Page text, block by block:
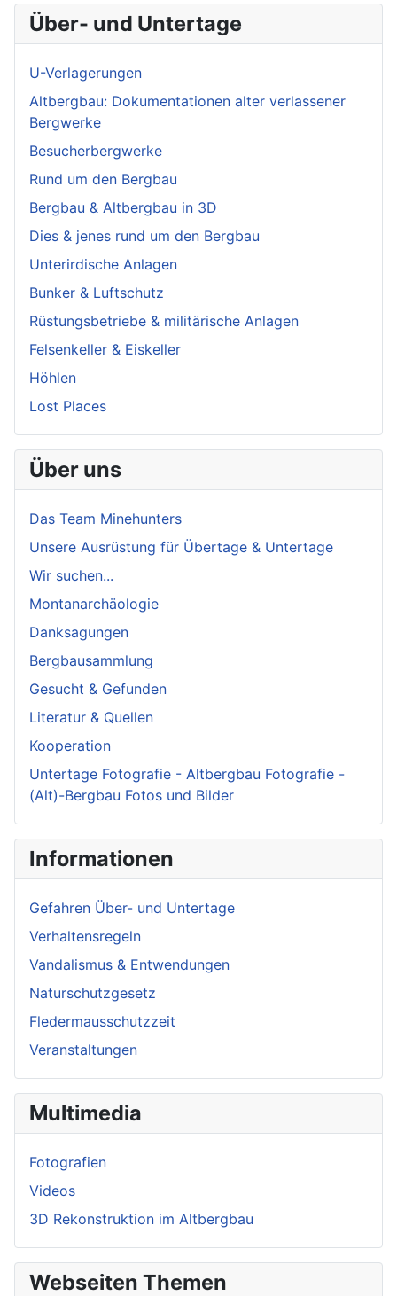
Über- und Untertage
U-Verlagerungen
Altbergbau: Dokumentationen alter verlassener
Bergwerke
Besucherbergwerke
Rund um den Bergbau
Bergbau & Altbergbau in 3D
Dies & jenes rund um den Bergbau
Unterirdische Anlagen
Bunker & Luftschutz
Rüstungsbetriebe & militärische Anlagen
Felsenkeller & Eiskeller
Höhlen
Lost Places
Über uns
Das Team Minehunters
Unsere Ausrüstung für Übertage & Untertage
Wir suchen...
Montanarchäologie
Danksagungen
Bergbausammlung
Gesucht & Gefunden
Literatur & Quellen
Kooperation
Untertage Fotografie - Altbergbau Fotografie -
(Alt)-Bergbau Fotos und Bilder
Informationen
Gefahren Über- und Untertage
Verhaltensregeln
Vandalismus & Entwendungen
Naturschutzgesetz
Fledermausschutzzeit
Veranstaltungen
Multimedia
Fotografien
Videos
3D Rekonstruktion im Altbergbau
Webseiten Themen